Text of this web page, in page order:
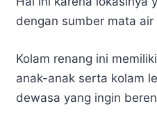
dengan sumber mata air
Kolam renang ini
anak-anak serta kolam
dewasa yang ingin